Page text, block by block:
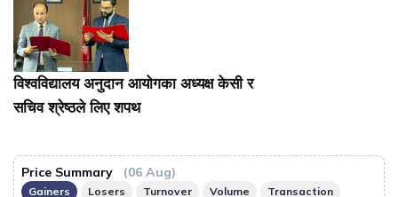
विश्वविद्यालय अनुदान आयोगका अध्यक्ष केसी र
सचिव श्रेष्ठले लिए शपथ